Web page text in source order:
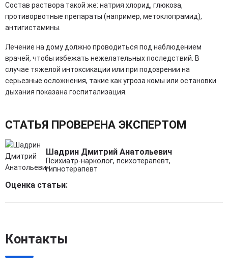
Состав раствора такой же: натрия хлорид, глюкоза,
противорвотные препараты (например, метоклопрамид),
антигистамины.
Лечение на дому должно проводиться под наблюдением
врачей, чтобы избежать нежелательных последствий. В
случае тяжелой интоксикации или при подозрении на
серьезные осложнения, такие как угроза комы или остановки
дыхания показана госпитализация.
СТАТЬЯ ПРОВЕРЕНА ЭКСПЕРТОМ
Шадрин Дмитрий Анатольевич
Психиатр-нарколог, психотерапевт,
гипнотерапевт
Оценка статьи:
Контакты